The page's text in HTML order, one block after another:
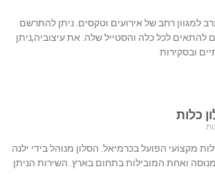
למגוון רחב של אירועים וטקסים. ניתן להתרשם
להתאים לכל כלה והסטייל שלה. את עיצוביה,ניתן
ובסקירות
כלות
מקצועי הפועל בכרמיאל. הסלון מנוהל בידי ילנה
ואחת המובילות בתחום בארץ. השירות הניתן